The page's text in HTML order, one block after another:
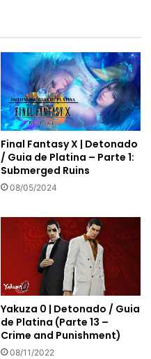
Final Fantasy X | Detonado
/ Guia de Platina – Parte 1:
Submerged Ruins
08/05/2024
Yakuza 0 | Detonado / Guia
de Platina (Parte 13 –
Crime and Punishment)
08/11/2022